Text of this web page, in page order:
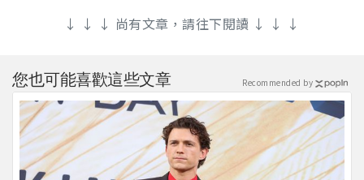
↓ ↓ ↓ 尚有文章，請往下閱讀 ↓ ↓ ↓
您也可能喜歡這些文章 Recommended by